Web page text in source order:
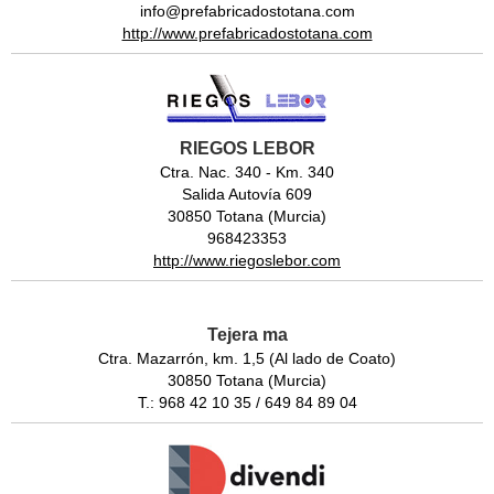
info@prefabricadostotana.com
http://www.prefabricadostotana.com
RIEGOS LEBOR
Ctra. Nac. 340 - Km. 340
Salida Autovía 609
30850 Totana (Murcia)
968423353
http://www.riegoslebor.com
Tejera ma
Ctra. Mazarrón, km. 1,5 (Al lado de Coato)
30850 Totana (Murcia)
T.: 968 42 10 35 / 649 84 89 04